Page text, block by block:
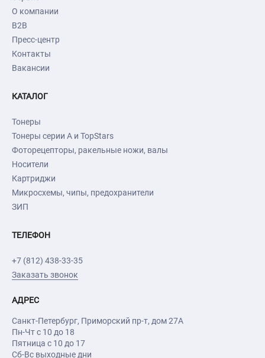
О компании
B2B
Пресс-центр
Контакты
Вакансии
КАТАЛОГ
Тонеры
Тонеры серии А и TopStars
Фоторецепторы, ракельные ножи, валы
Носители
Картриджи
Микросхемы, чипы, предохранители
ЗИП
ТЕЛЕФОН
+7 (812) 438-33-35
Заказать звонок
АДРЕС
Санкт-Петербург, Приморский пр-т, дом 27А
Пн-Чт с 10 до 18
Пятница с 10 до 17
Сб-Вс выходные дни